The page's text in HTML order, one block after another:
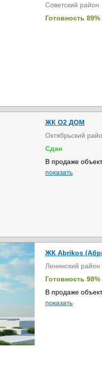
Советский район
Готовность 89%
ЖК О2 ДОМ
Октябрьский
Сдан
В продаже
показать
ЖК Abrikos
Ленинский район
Готовность 98%
В продаже
показать